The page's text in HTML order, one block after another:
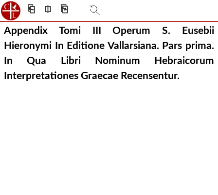
⎗ ⎅ ⎘
Appendix Tomi III Operum S. Eusebii
Hieronymi In Editione Vallarsiana. Pars prima.
In Qua Libri Nominum Hebraicorum
Interpretationes Graecae Recensentur.